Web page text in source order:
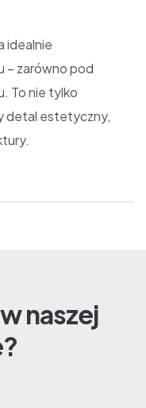
idealnie
– zarówno pod
To nie tylko
detal estetyczny,
naszej